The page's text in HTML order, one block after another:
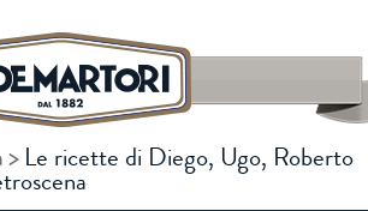
CERCA
Le ricette di Diego, Ugo, Roberto